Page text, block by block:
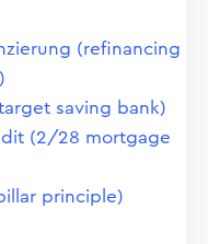
(refinancing
saving bank)
(2/28 mortgage
principle)